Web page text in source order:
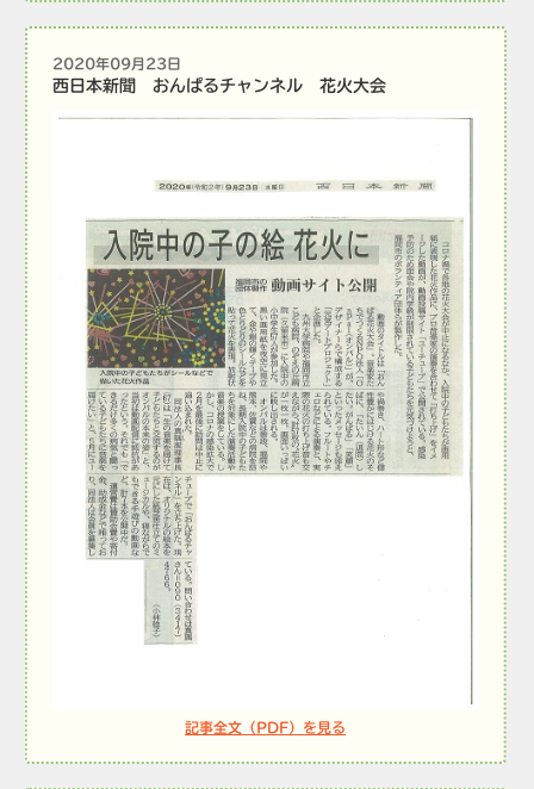
2020年09月23日
西日本新聞 おんぱるチャンネル 花火大会
記事全文（PDF）を見る